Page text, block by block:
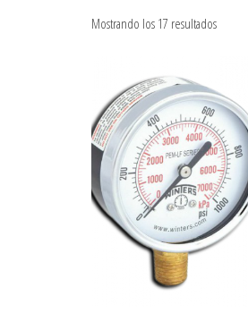
Mostrando los 17 resultados
bajo
a
alto